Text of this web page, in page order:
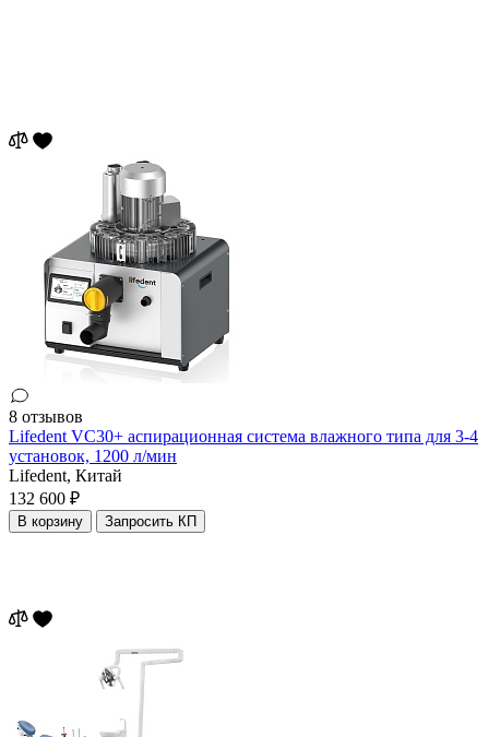
8 отзывов
Lifedent VC30+ аспирационная система влажного типа для 3-4
установок, 1200 л/мин
Lifedent, Китай
132 600 ₽
В корзину Запросить КП